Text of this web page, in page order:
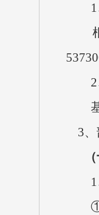
1、
根
2、
基
3、
1、
①财